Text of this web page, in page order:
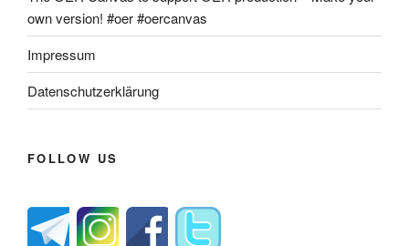
own version! #oer #oercanvas
Impressum
Datenschutzerklärung
FOLLOW US